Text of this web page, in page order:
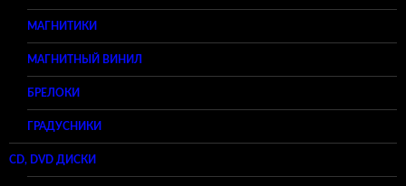
МАГНИТИКИ
МАГНИТНЫЙ ВИНИЛ
БРЕЛОКИ
ГРАДУСНИКИ
CD, DVD ДИСКИ